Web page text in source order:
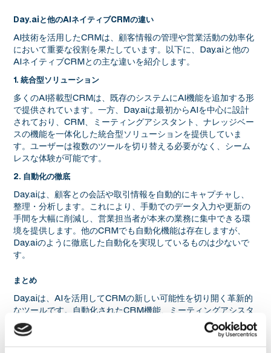
Day.aiと他のAIネイティブCRMの違い
AI技術を活用したCRMは、顧客情報の管理や営業活動の効率化
において重要な役割を果たしています。以下に、Day.aiと他の
AIネイティブCRMとの主な違いを紹介します。
1. 統合型ソリューション
多くのAI搭載型CRMは、既存のシステムにAI機能を追加する形
で提供されています。一方、Day.aiは最初からAIを中心に設計
されており、CRM、ミーティングアシスタント、ナレッジベー
スの機能を一体化した統合型ソリューションを提供していま
す。ユーザーは複数のツールを切り替える必要がなく、シーム
レスな体験が可能です。
2. 自動化の徹底
Day.aiは、顧客との会話や取引情報を自動的にキャプチャし、
整理・分析します。これにより、手動でのデータ入力や更新の
手間を大幅に削減し、営業担当者が本来の業務に集中できる環
境を提供します。他のCRMでも自動化機能は存在しますが、
Day.aiのように徹底した自動化を実現しているものは少ないで
す。
まとめ
Day.aiは、AIを活用してCRMの新しい可能性を切り開く革新的
なツールです。自動化されたCRM機能、ミーティングアシスタ
ント、ナレッジベースにより、業務効率と顧客体験を向上させ
ます。直感的な操作性と顧客中心の設計が高く評価され、企業
における迅速な意思決定を支援します。その可能性は多くのビ